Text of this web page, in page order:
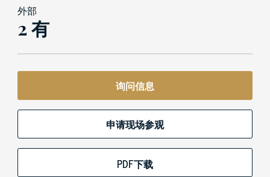
外部
2 有
询问信息
申请现场参观
PDF下载